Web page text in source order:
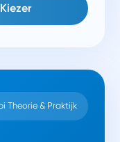
Theorie & Praktijk